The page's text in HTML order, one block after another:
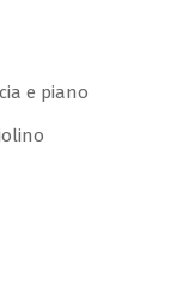
e piano